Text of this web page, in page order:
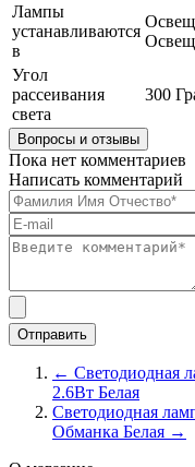
Лампы
устанавливаются
в
Угол
рассеивания
света
300
Вопросы и отзывы
Пока нет комментариев
Написать комментарий
← Светодиодная
2.6Вт Белая
Светодиодная
Обманка Белая →